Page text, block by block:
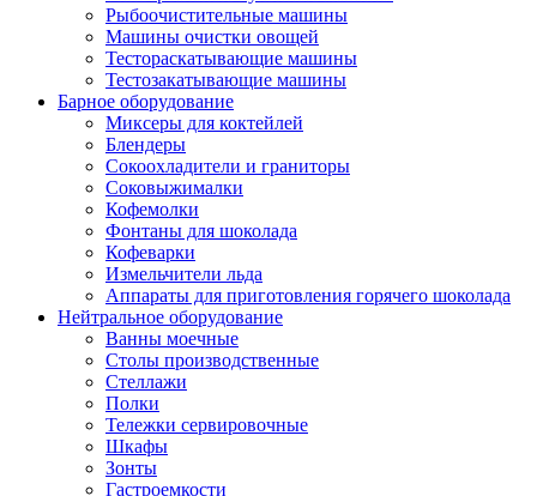
Рыбоочистительные машины
Машины очистки овощей
Тестораскатывающие машины
Тестозакатывающие машины
Барное оборудование
Миксеры для коктейлей
Блендеры
Сокоохладители и граниторы
Соковыжималки
Кофемолки
Фонтаны для шоколада
Кофеварки
Измельчители льда
Аппараты для приготовления горячего шоколада
Нейтральное оборудование
Ванны моечные
Столы производственные
Стеллажи
Полки
Тележки сервировочные
Шкафы
Зонты
Гастроемкости